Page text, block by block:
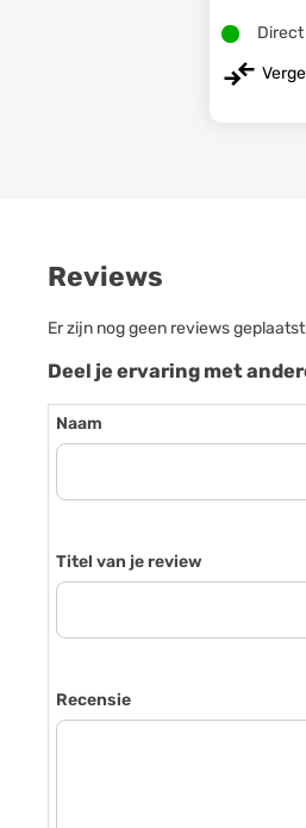
Reviews
Er zijn nog geen reviews
Deel je ervaring met
Naam
Titel van je review
Recensie